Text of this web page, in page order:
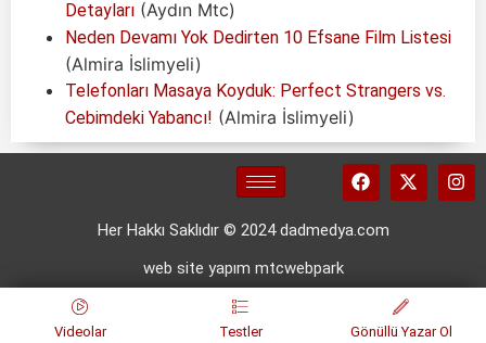
Detayları (Aydın Mtc)
Neden Devamı Yok Dedirten 10 Efsane Film Listesi
(Almira İslimyeli)
Telefonları Masaya Koyduk: Perfect Strangers vs.
Cebimdeki Yabancı! (Almira İslimyeli)
Her Hakkı Saklıdır © 2024 dadmedya.com
web site yapım mtcwebpark
Videolar Testler Gönüllü Yazar Ol